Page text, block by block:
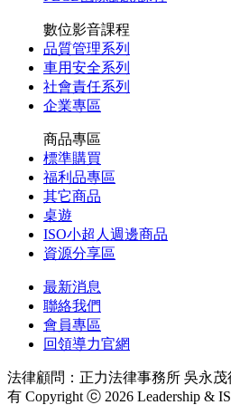
數位影音課程
品質管理系列
車用安全系列
社會責任系列
企業專區
商品專區
標準購買
福利品專區
其它商品
桌遊
ISO小超人週邊商品
資源分享區
最新消息
聯絡我們
會員專區
回領導力官網
法律顧問：正力法律事務所 吳永茂
有 Copyright ⓒ 2026 Leadership &